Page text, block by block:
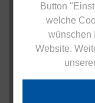
Button
welche
wünschen
Website.